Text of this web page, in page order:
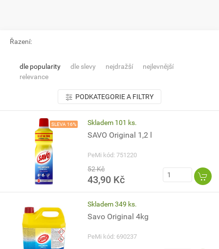
Řazení:
dle popularity dle slevy nejdražší
nejlevnější
relevance
PODKATEGORIE A FILTRY
SLEVA 16% Skladem 101 ks.
SAVO Original 1,2 l
PeMi kód: 751220
52 Kč
43,90 Kč
Skladem 349 ks.
Savo Original 4kg
PeMi kód: 690237